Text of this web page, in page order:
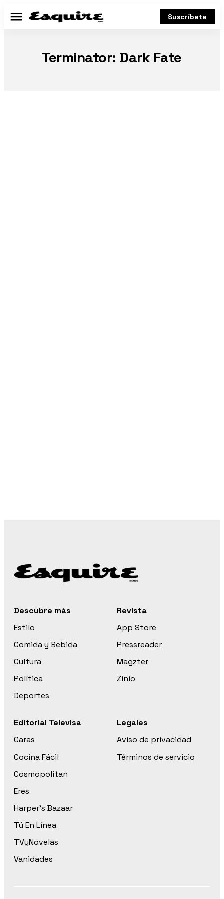
Menú Suscríbete
Terminator: Dark Fate
Descubre más
Estilo
Comida y Bebida
Cultura
Política
Deportes
Revista
App Store
Pressreader
Magzter
Zinio
Editorial Televisa
Caras
Cocina Fácil
Cosmopolitan
Eres
Harper’s Bazaar
Tú En Línea
TVyNovelas
Vanidades
Legales
Aviso de privacidad
Términos de servicio